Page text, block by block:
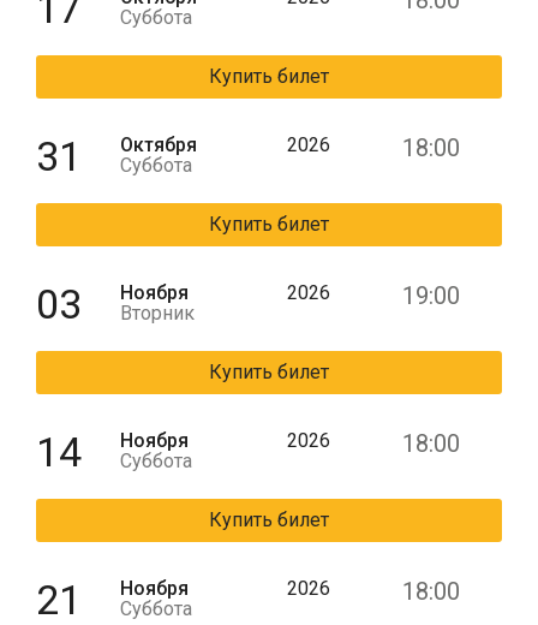
Суббота
Купить билет
31
Октября
Суббота
2026 18:00
Купить билет
03
Ноября
Вторник
2026 19:00
Купить билет
14
Ноября
Суббота
2026 18:00
Купить билет
21
Ноября
Суббота
2026 18:00